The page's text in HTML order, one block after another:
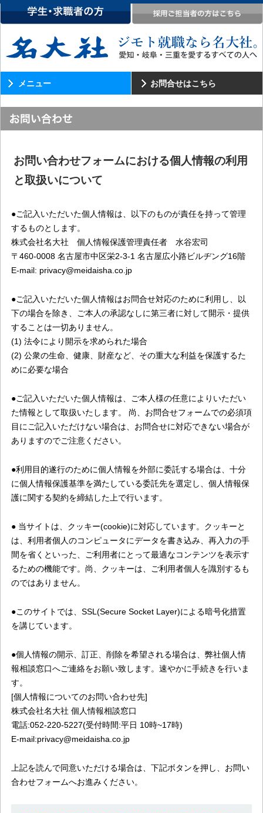
メニュー お問合せはこちら
お問い合わせフォームにおける個人情報の利用
と取扱いについて
●ご記入いただいた個人情報は、以下のものが責任を持って管理
するものとします。
株式会社名大社 個人情報保護管理責任者 水谷宏司
〒460-0008 名古屋市中区栄2-3-1 名古屋広小路ビルヂング16階
E-mail: privacy@meidaisha.co.jp
●ご記入いただいた個人情報はお問合せ対応のために利用し、以
下の場合を除き、ご本人の承認なしに第三者に対して開示・提供
することは一切ありません。
(1) 法令により開示を求められた場合
(2) 公衆の生命、健康、財産など、その重大な利益を保護するた
めに必要な場合
●ご記入いただいた個人情報は、ご本人様の任意によりいただい
た情報として取扱いたします。 尚、お問合せフォームでの必須項
目にご記入いただけない場合は、お問合せに対応できない場合が
ありますのでご注意ください。
●利用目的遂行のために個人情報を外部に委託する場合は、十分
に個人情報保護基準を満たしている委託先を選定し、個人情報保
護に関する契約を締結した上で行います。
● 当サイトは、クッキー(cookie)に対応しています。クッキーと
は、利用者個人のコンピュータにデータを書き込み、再入力の手
間を省くといった、ご利用者にとって最適なコンテンツを表示す
るための機能です。尚、クッキーは、ご利用者個人を識別するも
のではありません。
●このサイトでは、SSL(Secure Socket Layer)による暗号化措置
を講じています。
●個人情報の開示、訂正、削除を希望される場合は、弊社個人情
報相談窓口へご連絡をお願い致します。速やかに手続きを行いま
す。
[個人情報についてのお問い合わせ先]
株式会社名大社 個人情報相談窓口
電話:052-220-5227(受付時間:平日 10時~17時)
E-mail:privacy@meidaisha.co.jp
上記を読んで同意いただける場合は、下記ボタンを押し、お問い
合わせフォームへお進みください。